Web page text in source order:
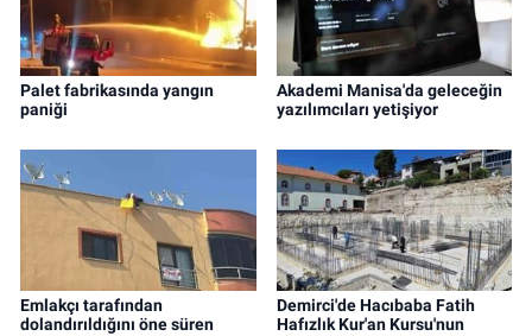
Palet fabrikasında yangın
paniği
Akademi Manisa'da geleceğin
yazılımcıları yetişiyor
Emlakçı tarafından
dolandırıldığını öne süren
Demirci'de Hacıbaba Fatih
Hafızlık Kur'an Kursu'nun